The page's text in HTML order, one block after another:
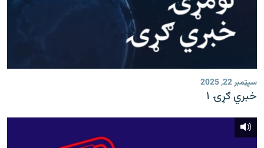
سپټمبر 22, 2025
خبري ګړۍ ۱